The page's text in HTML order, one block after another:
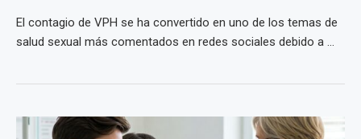
El contagio de VPH se ha convertido en uno de los temas de
salud sexual más comentados en redes sociales debido a ...